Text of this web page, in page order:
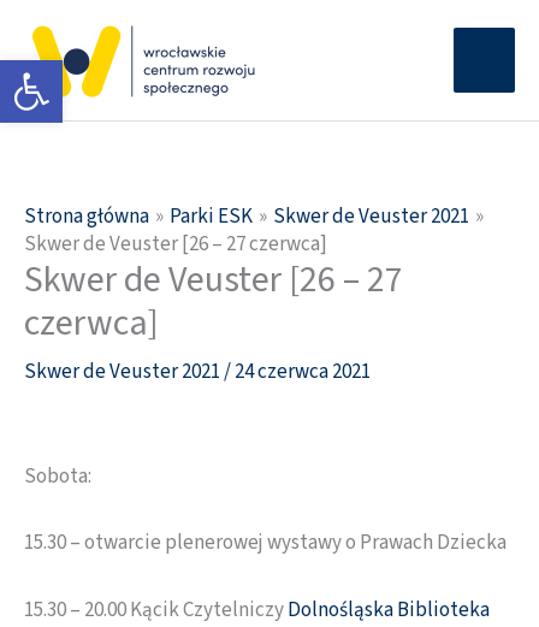
Otwórz pasek narzędzi
treści
Strona główna Parki ESK
Skwer de Veuster 2021
Skwer de Veuster [26 – 27 czerwca]
Skwer de Veuster [26 – 27
czerwca]
Skwer de Veuster 2021/24 czerwca 2021
Sobota:
15.30 – otwarcie plenerowej wystawy o Prawach Dziecka
15.30 – 20.00 Kącik CzytelniczyDolnośląska Biblioteka